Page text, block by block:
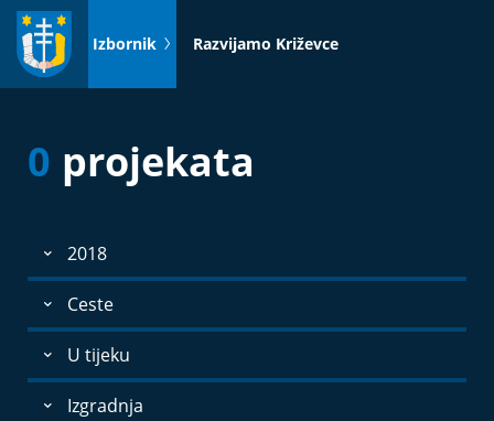
Idi
sadržaj
Izbornik Razvijamo Križevce
0 projekata
2018
Ceste
U tijeku
Izgradnja